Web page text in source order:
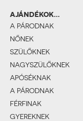
AJÁNDÉKOK...
A PÁRODNAK
NŐNEK
SZÜLŐKNEK
NAGYSZÜLŐKNEK
APÓSÉKNAK
A PÁRODNAK
FÉRFINAK
GYEREKNEK